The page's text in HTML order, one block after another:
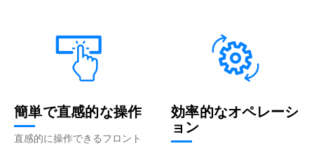
簡単で直感的な操作
直感的に操作できるフロント
効率的なオペレーシ
ョン